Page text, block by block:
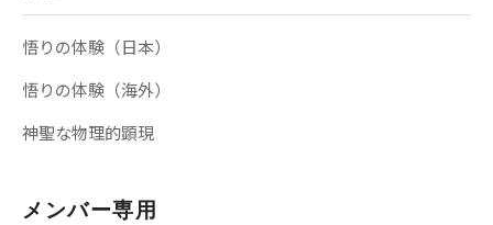
悟りの体験（日本）
悟りの体験（海外）
神聖な物理的顕現
メンバー専用